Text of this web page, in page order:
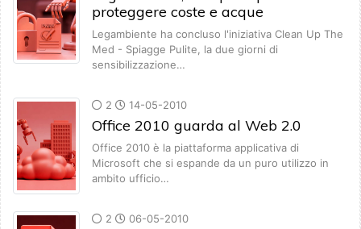
proteggere coste e acque
Legambiente ha concluso l'iniziativa Clean Up The
Med - Spiagge Pulite, la due giorni di
sensibilizzazione…
2 14-05-2010
Office 2010 guarda al Web 2.0
Office 2010 è la piattaforma applicativa di
Microsoft che si espande da un puro utilizzo in
ambito ufficio…
2 06-05-2010